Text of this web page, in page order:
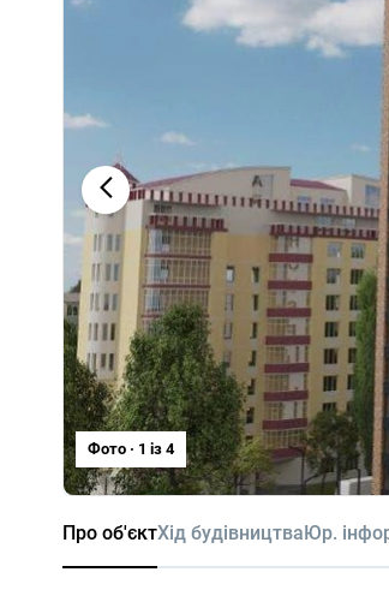
Фото · 1 iз 4
Про об'єктХід будівництваЮр.